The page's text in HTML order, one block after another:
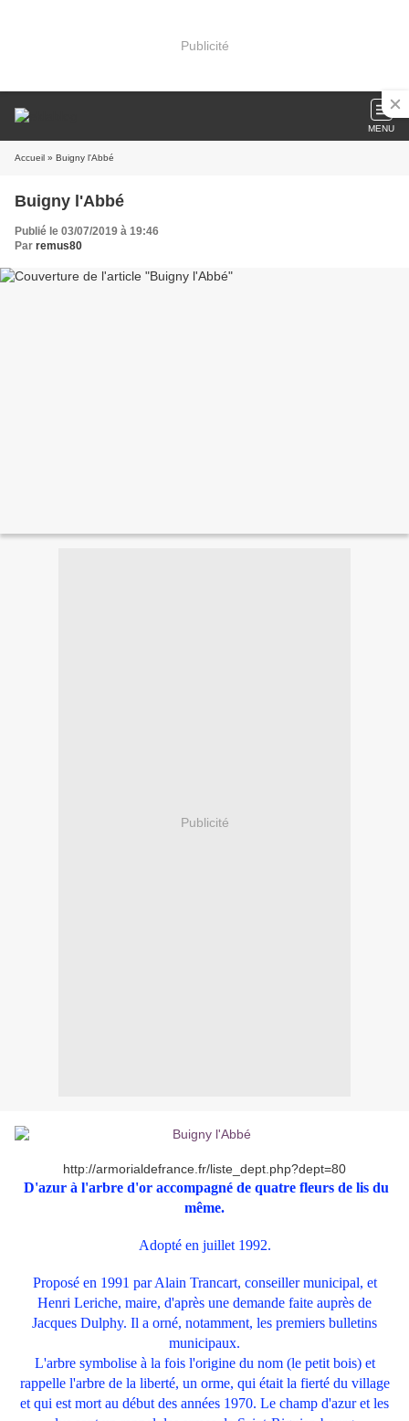
Publicité
MENU
Accueil » Buigny l'Abbé
Buigny l'Abbé
Publié le 03/07/2019 à 19:46
Par remus80
Publicité
http://armorialdefrance.fr/liste_dept.php?dept=80
D'azur à l'arbre d'or accompagné de quatre fleurs de lis du
même.
Adopté en juillet 1992.
Proposé en 1991 par Alain Trancart, conseiller municipal, et
Henri Leriche, maire, d'après une demande faite auprès de
Jacques Dulphy. Il a orné, notamment, les premiers bulletins
municipaux.
L'arbre symbolise à la fois l'origine du nom (le petit bois) et
rappelle l'arbre de la liberté, un orme, qui était la fierté du village
et qui est mort au début des années 1970. Le champ d'azur et les